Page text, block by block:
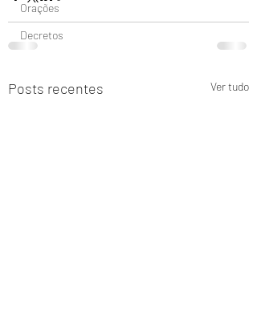
Orações
Decretos
Posts recentes Ver tudo